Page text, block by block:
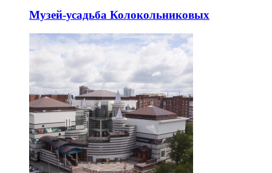
Музей-усадьба Колокольниковых